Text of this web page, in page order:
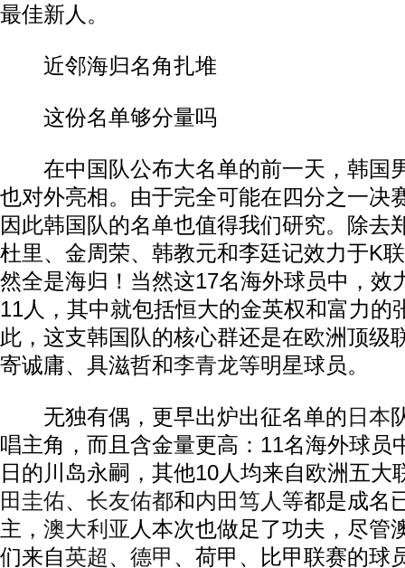
最佳新人。
近邻海归名角扎堆
这份名单够分量吗
在中国队公布大名单的前一天，韩国
也对外亮相。由于完全可能在四分之一决
因此韩国队的名单也值得我们研究。除去
杜里、金周荣、韩教元和李廷记效力于K
然全是海归！当然这17名海外球员中，效
11人，其中就包括恒大的金英权和富力的
此，这支韩国队的核心群还是在欧洲顶级
寄诚庸、具滋哲和李青龙等明星球员。
无独有偶，更早出炉出征名单的 日本
唱主角，而且含金量更高：11名海外球员
日的川岛永嗣，其他10人均来自欧洲五大
田圭佑、 长友佑都和内田笃人 等都是成名
主， 澳大利亚 人本次也做足了功夫，尽管
们来自英超、 德甲 、荷甲、比甲联赛的球